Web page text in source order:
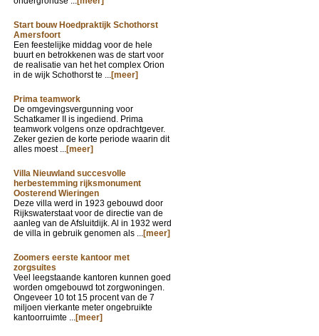
Start bouw Hoedpraktijk Schothorst
Amersfoort
Een feestelijke middag voor de hele
buurt en betrokkenen was de start voor
de realisatie van het het complex Orion
in de wijk Schothorst te ...[meer]
Prima teamwork
De omgevingsvergunning voor
Schatkamer II is ingediend. Prima
teamwork volgens onze opdrachtgever.
Zeker gezien de korte periode waarin dit
alles moest ...[meer]
Villa Nieuwland succesvolle
herbestemming rijksmonument
Oosterend Wieringen
Deze villa werd in 1923 gebouwd door
Rijkswaterstaat voor de directie van de
aanleg van de Afsluitdijk. Al in 1932 werd
de villa in gebruik genomen als ...[meer]
Zoomers eerste kantoor met
zorgsuites
Veel leegstaande kantoren kunnen goed
worden omgebouwd tot zorgwoningen.
Ongeveer 10 tot 15 procent van de 7
miljoen vierkante meter ongebruikte
kantoorruimte ...[meer]